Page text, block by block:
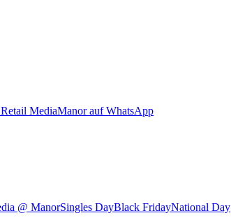
MediaManor auf WhatsApp
@ ManorSingles DayBlack FridayNational Day